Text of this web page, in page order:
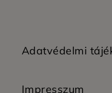
Adatvédelmi
Impresszum